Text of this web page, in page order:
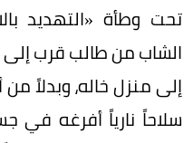
تحت وطأة «التهديد
الشاب من طالب قرب
إلى منزل خاله، وبدلاً
سلاحاً نارياً أفرغه في